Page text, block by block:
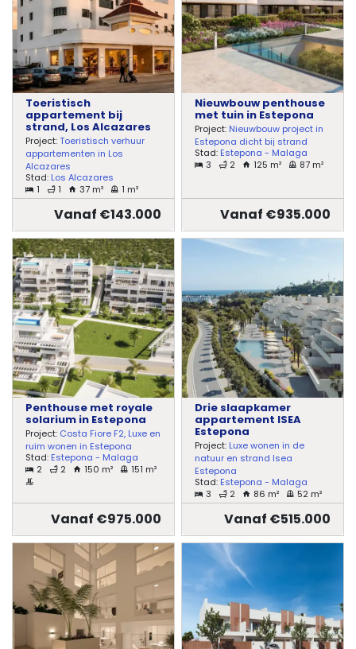
Toeristisch
appartement bij
strand, Los Alcazares
Project:Toeristisch verhuur
appartementen in Los
Alcazares
Stad: Los Alcazares
1
1 37 m² 1 m²
Vanaf €143.000
Nieuwbouw penthouse
met tuin in Estepona
Project: Nieuwbouw project in
Estepona dicht bij strand
Stad: Estepona - Malaga
3
2 125 m² 87 m²
Vanaf €935.000
Penthouse met royale
solarium in Estepona
Project: Costa Fiore F2, Luxe en
ruim wonen in Estepona
Stad: Estepona - Malaga
2
2 150 m² 151 m²
Vanaf €975.000
Drie slaapkamer
appartement ISEA
Estepona
Project: Luxe wonen in de
natuur en strand Isea
Estepona
Stad: Estepona - Malaga
3
2 86 m² 52 m²
Vanaf €515.000